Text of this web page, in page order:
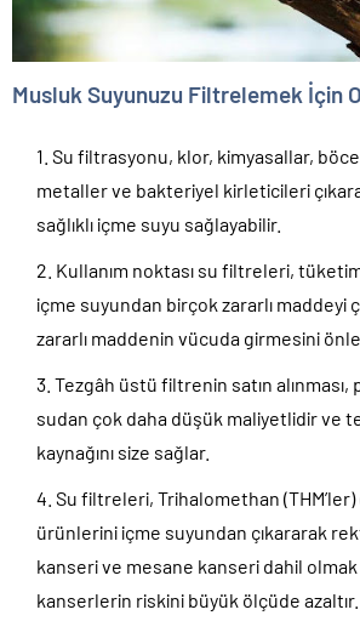
Musluk Suyunuzu Filtrelemek İçin
Su filtrasyonu, klor, kimyasallar,
metaller ve bakteriyel kirleticileri
sağlıklı içme suyu sağlayabilir.
Kullanım noktası su filtreleri,
içme suyundan birçok zararlı maddeyi
zararlı maddenin vücuda girmesini
Tezgâh üstü filtrenin satın alınması,
sudan çok daha düşük maliyetlidir ve
kaynağını size sağlar.
Su filtreleri, Trihalomethan
ürünlerini içme suyundan çıkararak
kanseri ve mesane kanseri dahil olmak
kanserlerin riskini büyük ölçüde azaltır.